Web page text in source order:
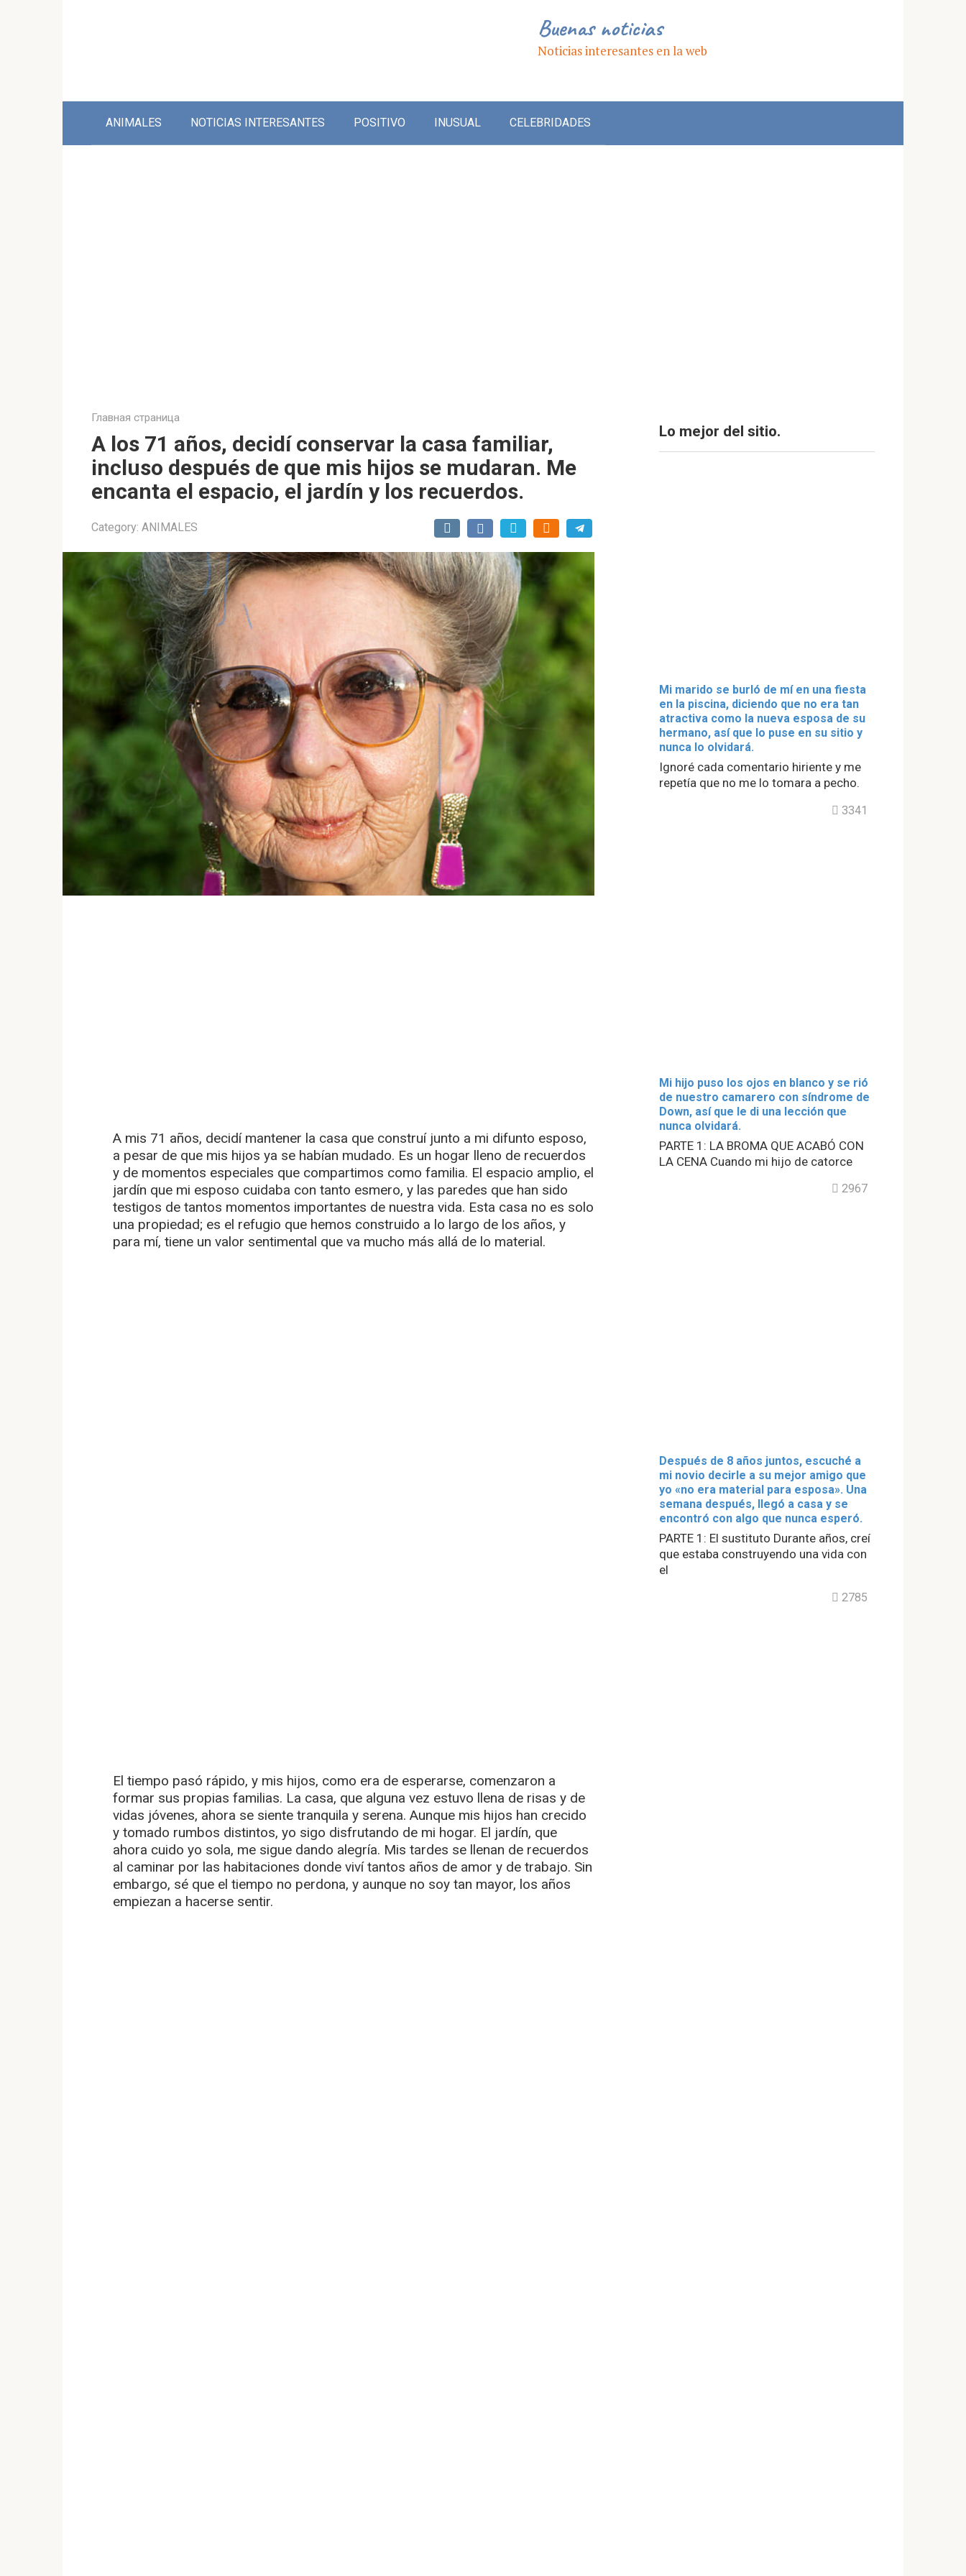
Buenas noticias
Noticias interesantes en la web
ANIMALES NOTICIAS INTERESANTES POSITIVO INUSUAL CELEBRIDADES
Главная страница
A los 71 años, decidí conservar la casa familiar,
incluso después de que mis hijos se mudaran. Me
encanta el espacio, el jardín y los recuerdos.
Category: ANIMALES
A mis 71 años, decidí mantener la casa que construí junto a mi difunto esposo,
a pesar de que mis hijos ya se habían mudado. Es un hogar lleno de recuerdos
y de momentos especiales que compartimos como familia. El espacio amplio, el
jardín que mi esposo cuidaba con tanto esmero, y las paredes que han sido
testigos de tantos momentos importantes de nuestra vida. Esta casa no es solo
una propiedad; es el refugio que hemos construido a lo largo de los años, y
para mí, tiene un valor sentimental que va mucho más allá de lo material.
El tiempo pasó rápido, y mis hijos, como era de esperarse, comenzaron a
formar sus propias familias. La casa, que alguna vez estuvo llena de risas y de
vidas jóvenes, ahora se siente tranquila y serena. Aunque mis hijos han crecido
y tomado rumbos distintos, yo sigo disfrutando de mi hogar. El jardín, que
ahora cuido yo sola, me sigue dando alegría. Mis tardes se llenan de recuerdos
al caminar por las habitaciones donde viví tantos años de amor y de trabajo. Sin
embargo, sé que el tiempo no perdona, y aunque no soy tan mayor, los años
empiezan a hacerse sentir.
Lo mejor del sitio.
Mi marido se burló de mí en una fiesta
en la piscina, diciendo que no era tan
atractiva como la nueva esposa de su
hermano, así que lo puse en su sitio y
nunca lo olvidará.
Ignoré cada comentario hiriente y me
repetía que no me lo tomara a pecho.
3341
Mi hijo puso los ojos en blanco y se rió
de nuestro camarero con síndrome de
Down, así que le di una lección que
nunca olvidará.
PARTE 1: LA BROMA QUE ACABÓ CON
LA CENA Cuando mi hijo de catorce
2967
Después de 8 años juntos, escuché a
mi novio decirle a su mejor amigo que
yo «no era material para esposa». Una
semana después, llegó a casa y se
encontró con algo que nunca esperó.
PARTE 1: El sustituto Durante años, creí
que estaba construyendo una vida con
el
2785